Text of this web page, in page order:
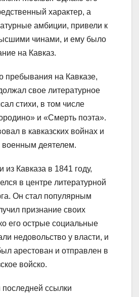
характер, а
амбиции, привели к
чинами, и ему было
на Кавказ.
пребывания на Кавказе,
свое литературное
стихи, в том числе
и «Смерть поэта».
в кавказских войнах и
военным деятелем.
Кавказа в 1841 году,
в центре литературной
Он стал популярным
признание своих
его острые социальные
недовольство у власти, и
арестован и отправлен в
войско.
ссылки